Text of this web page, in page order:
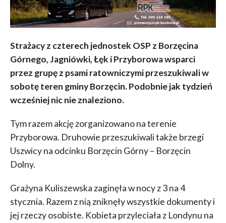
Strażacy z czterech jednostek OSP z Borzęcina
Górnego, Jagniówki, Łęk i Przyborowa wsparci
przez grupę z psami ratowniczymi przeszukiwali w
sobotę teren gminy Borzęcin. Podobnie jak tydzień
wcześniej nic nie znaleziono.
Tym razem akcję zorganizowano na terenie
Przyborowa. Druhowie przeszukiwali także brzegi
Uszwicy na odcinku Borzęcin Górny – Borzęcin
Dolny.
Grażyna Kuliszewska zaginęła w nocy z 3 na 4
stycznia. Razem z nią zniknęły wszystkie dokumenty i
jej rzeczy osobiste. Kobieta przyleciała z Londynu na